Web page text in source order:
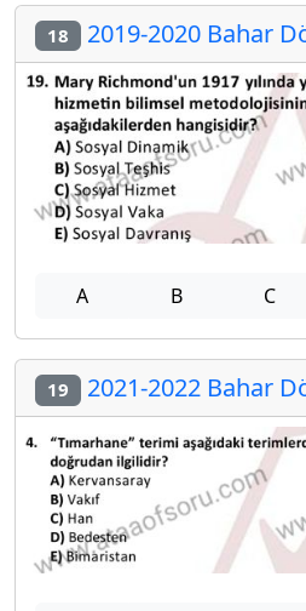
18 2019-2020 Bahar
A B C
19 2021-2022 Bahar